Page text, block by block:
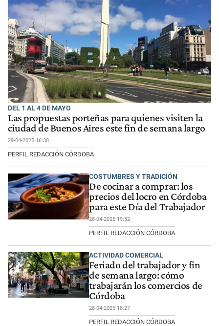
DEL 1 AL 4 DE MAYO
Las propuestas porteñas para quienes visiten la
ciudad de Buenos Aires este fin de semana largo
29-04-2025 16:30
PERFIL REDACCIÓN CÓRDOBA
COSTUMBRES Y TRADICIÓN
De cocinar a comprar: los
precios del locro en Córdoba
para este Día del Trabajador
28-04-2025 19:32
PERFIL REDACCIÓN CÓRDOBA
ACTIVIDAD COMERCIAL
Feriado del trabajador y fin
de semana largo: cómo
trabajarán los comercios de
Córdoba
28-04-2025 18:27
PERFIL REDACCIÓN CÓRDOBA